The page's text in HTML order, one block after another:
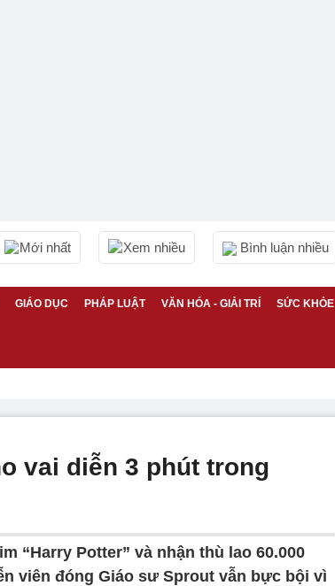
Mới nhất Xem nhiều Bình luận nhiều
GIÁO DỤC PHÁP LUẬT VĂN HÓA - GIẢI TRÍ SỨC KHỎE
vai diễn 3 phút trong
“Harry Potter” và nhận thù lao 60.000
viên đóng Giáo sư Sprout vẫn bực bội vì